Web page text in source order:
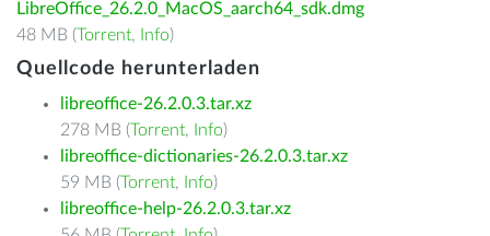
LibreOffice_26.2.0_MacOS_aarch64_sdk.dmg
48 MB (Torrent, Info)
Quellcode herunterladen
libreoffice-26.2.0.3.tar.xz
278 MB (Torrent, Info)
libreoffice-dictionaries-26.2.0.3.tar.xz
59 MB (Torrent, Info)
libreoffice-help-26.2.0.3.tar.xz